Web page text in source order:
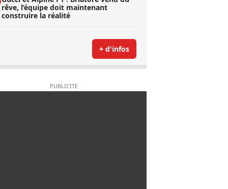
rêve, l’équipe doit maintenant
construire la réalité
+ d'infos